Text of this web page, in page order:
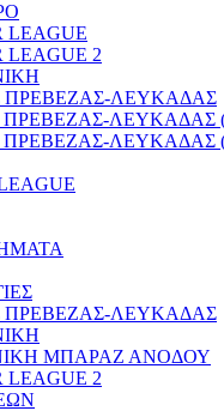
LEAGUE
LEAGUE 2
ΠΡΕΒΕΖΑΣ-ΛΕΥΚΑΔΑΣ
ΠΡΕΒΕΖΑΣ-ΛΕΥΚΑΔΑΣ
ΠΡΕΒΕΖΑΣ-ΛΕΥΚΑΔΑΣ
ΠΡΕΒΕΖΑΣ-ΛΕΥΚΑΔΑΣ
ΜΠΑΡΑΖ ΑΝΟΔΟΥ
LEAGUE 2